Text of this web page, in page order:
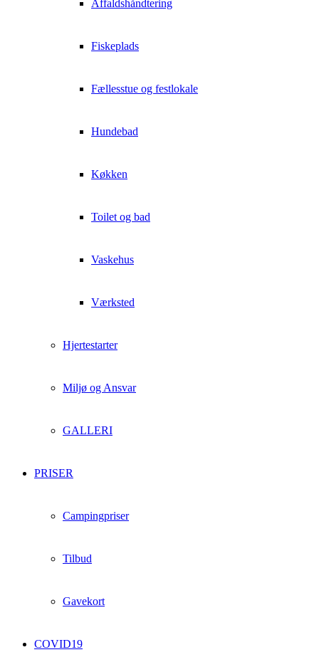
Affaldshåndtering
Fiskeplads
Fællesstue og festlokale
Hundebad
Køkken
Toilet og bad
Vaskehus
Værksted
Hjertestarter
Miljø og Ansvar
GALLERI
PRISER
Campingpriser
Tilbud
Gavekort
COVID19